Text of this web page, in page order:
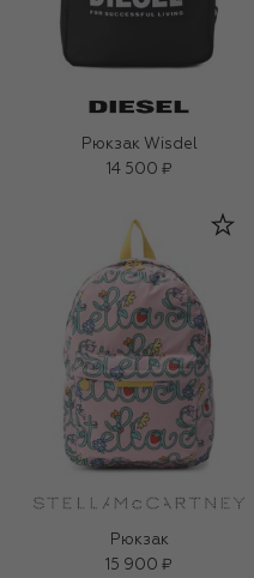
Рюкзак Wisdel
14 500 ₽
Рюкзак
15 900 ₽